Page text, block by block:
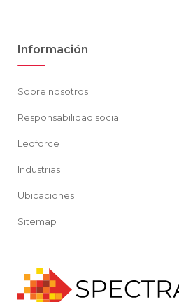
Información
Sobre nosotros
Responsabilidad social
Leoforce
Industrias
Ubicaciones
Sitemap